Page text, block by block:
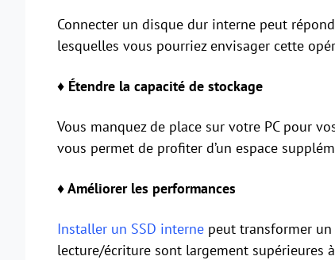
Connecter un disque dur interne peut
lesquelles vous pourriez envisager cette
♦ Étendre la capacité de stockage
Vous manquez de place sur votre PC pour
vous permet de profiter d’un espace
♦ Améliorer les performances
Installer un SSD interne peut transformer un
lecture/écriture sont largement supérieures